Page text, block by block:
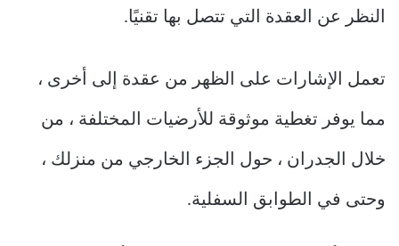
النظر عن العقدة التي تتصل بها تقنيًا.
تعمل الإشارات على الظهر من عقدة إلى أخرى ،
مما يوفر تغطية موثوقة للأرضيات المختلفة ، من
خلال الجدران ، حول الجزء الخارجي من منزلك ،
وحتى في الطوابق السفلية.